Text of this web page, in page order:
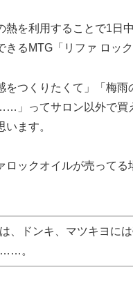
熱を利用することで1日
きるMTG「リファ ロック
をつくりたくて」「梅雨
」ってサロン以外で買
います。
ロックオイルが売ってる
、ドンキ、マツキヨに
。